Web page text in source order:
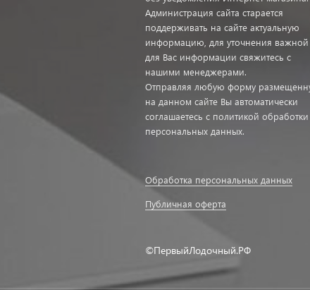
Администрация сайта старается
поддерживать на сайте актуальную
информацию, для уточнения важной
для Вас информации свяжитесь с
нашими менеджерами.
Отправляя любую форму
на данном сайте Вы автоматически
соглашаетесь с политикой обработки
персональных данных.
Обработка персональных данных
Публичная оферта
©ПервыйЛодочный.РФ